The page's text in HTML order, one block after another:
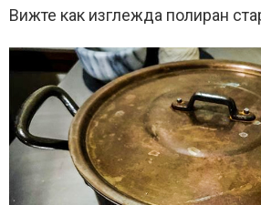
Вижте как изглежда полиран